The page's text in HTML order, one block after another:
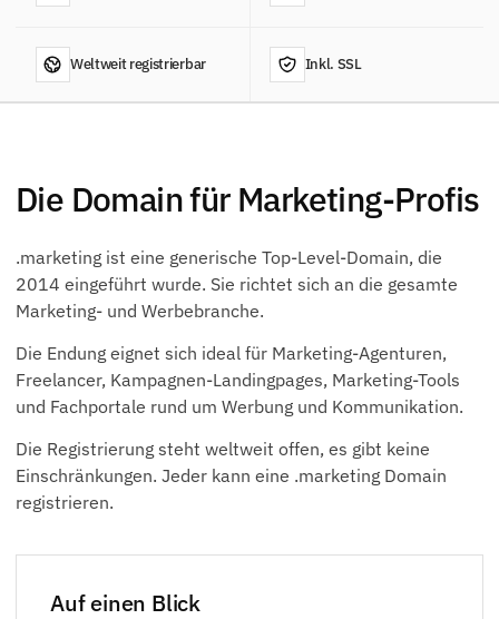
Weltweit registrierbar Inkl. SSL
Die Domain für Marketing-Profis
.marketing ist eine generische Top-Level-Domain, die
2014 eingeführt wurde. Sie richtet sich an die gesamte
Marketing- und Werbebranche.
Die Endung eignet sich ideal für Marketing-Agenturen,
Freelancer, Kampagnen-Landingpages, Marketing-Tools
und Fachportale rund um Werbung und Kommunikation.
Die Registrierung steht weltweit offen, es gibt keine
Einschränkungen. Jeder kann eine .marketing Domain
registrieren.
Auf einen Blick